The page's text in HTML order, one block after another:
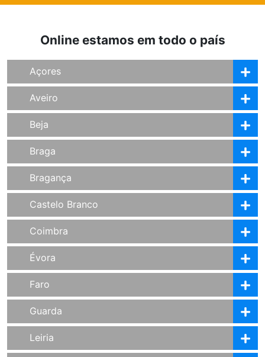
Online estamos em todo o país
Açores
Aveiro
Beja
Braga
Bragança
Castelo Branco
Coimbra
Évora
Faro
Guarda
Leiria